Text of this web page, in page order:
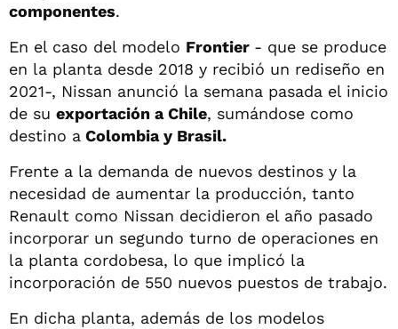
componentes.
En el caso del modelo Frontier - que se produce
en la planta desde 2018 y recibió un rediseño en
2021-, Nissan anunció la semana pasada el inicio
de su exportación a Chile, sumándose como
destino a Colombia y Brasil.
Frente a la demanda de nuevos destinos y la
necesidad de aumentar la producción, tanto
Renault como Nissan decidieron el año pasado
incorporar un segundo turno de operaciones en
la planta cordobesa, lo que implicó la
incorporación de 550 nuevos puestos de trabajo.
En dicha planta, además de los modelos